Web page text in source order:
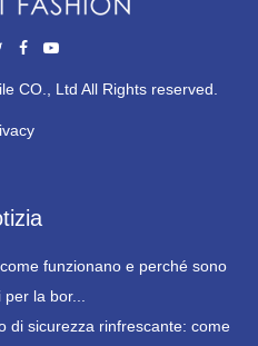
CO., Ltd All Rights reserved.
funzionano e perché sono
per la bor...
di sicurezza rinfrescante: come